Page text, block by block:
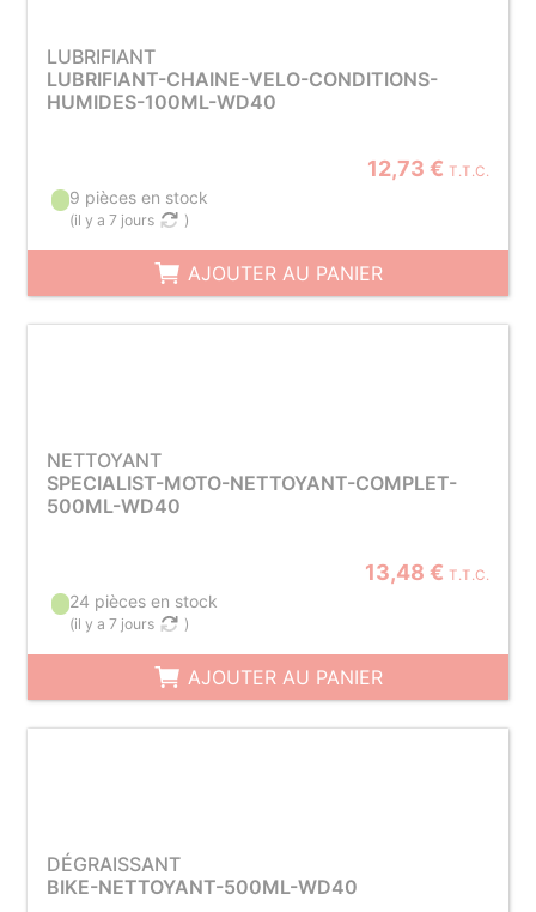
LUBRIFIANT
LUBRIFIANT-CHAINE-VELO-CONDITIONS-
HUMIDES-100ML-WD40
12,73 € T.T.C.
9 pièces en stock
(il y a 7 jours )
AJOUTER AU PANIER
NETTOYANT
SPECIALIST-MOTO-NETTOYANT-COMPLET-
500ML-WD40
13,48 € T.T.C.
24 pièces en stock
(il y a 7 jours )
AJOUTER AU PANIER
DÉGRAISSANT
BIKE-NETTOYANT-500ML-WD40